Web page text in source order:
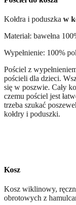
Kołdra i poduszka w
Materiał: bawełna
Wypełnienie: 100%
Pościel z
pościeli dla dzieci.
się w poszwie. Cały
czemu pościel jest
trzeba szukać
kołdry i poduszki.
Kosz
Kosz wiklinowy,
obrotowych z